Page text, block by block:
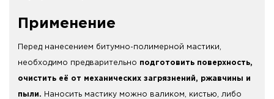
Применение
Перед нанесением битумно-полимерной мастики,
необходимо предварительно подготовить поверхность,
очистить её от механических загрязнений, ржавчины и
пыли. Наносить мастику можно валиком, кистью, либо